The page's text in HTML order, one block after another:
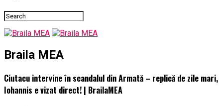
Braila MEA
Ciutacu intervine în scandalul din Armată – replică de zile mari,
Iohannis e vizat direct! | BrailaMEA